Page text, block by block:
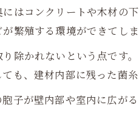
はコンクリートや木材の
繁殖する環境ができてしま
除かれないという点です
も、建材内部に残った菌
子が壁内部や室内に広が